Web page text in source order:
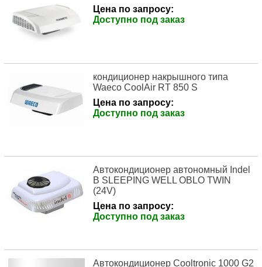
Цена по запросу:
Доступно под заказ
кондиционер накрышного типа
Waeco CoolAir RT 850 S
Цена по запросу:
Доступно под заказ
Автокондиционер автономный Indel
B SLEEPING WELL OBLO TWIN
(24V)
Цена по запросу:
Доступно под заказ
Автокондиционер Cooltronic 1000 G2